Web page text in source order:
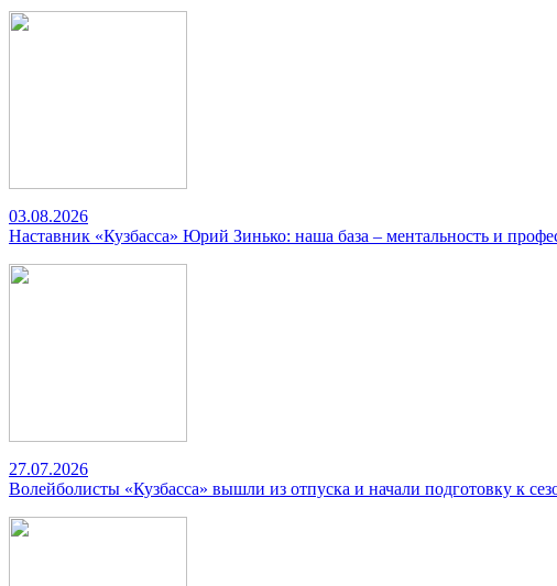
03.08.2026
Наставник «Кузбасса» Юрий Зинько: наша база – ментальность и
27.07.2026
Волейболисты «Кузбасса» вышли из отпуска и начали подготовку к